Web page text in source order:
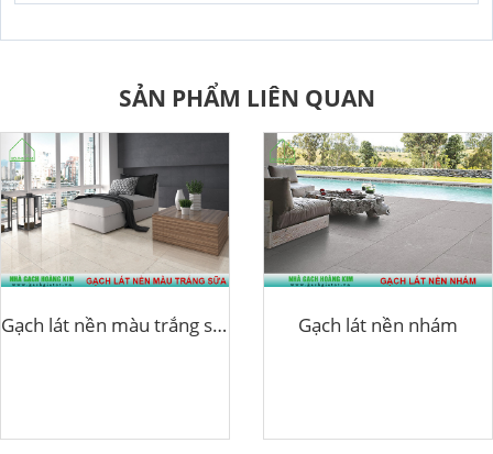
SẢN PHẨM LIÊN QUAN
Gạch lát nền màu trắng sữa Gạch lát nền nhám